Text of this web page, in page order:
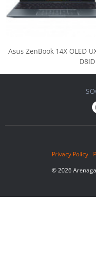
Asus ZenBook 14X OLED
Privacy Policy
© 2026